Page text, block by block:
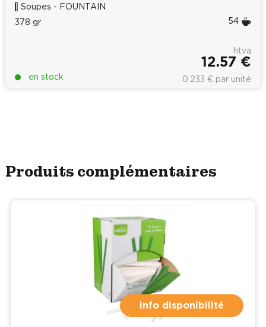
Soupes - FOUNTAIN
378 gr
54
en stock
htva
12.57 €
0.233 € par unité
Produits complémentaires
Info disponibilité